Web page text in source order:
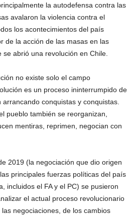
la autodefensa contra las
avalaron la violencia contra el
los acontecimientos del país
de la acción de las masas en las
abrió una revolución en Chile.
no existe solo el campo
es un proceso ininterrumpido de
conquistas y conquistas.
pueblo también se reorganizan,
mentiras, reprimen, negocian con
2019 (la negociación que dio origen
principales fuerzas políticas del país
incluidos el FA y el PC) se pusieron
el actual proceso revolucionario
negociaciones, de los cambios